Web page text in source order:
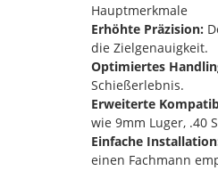
Hauptmerkmale
Erhöhte Präzision:
die Zielgenauigkeit.
Optimiertes
Schießerlebnis.
Erweiterte
wie 9mm Luger, .40
Einfache
einen Fachmann